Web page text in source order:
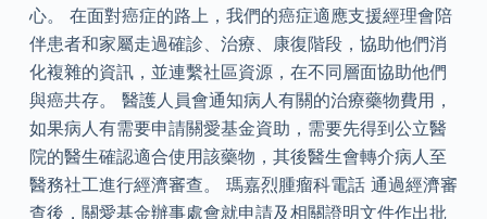
心。 在面對癌症的路上，我們的癌症適應支援經理會陪
伴患者和家屬走過確診、治療、康復階段，協助他們消
化複雜的資訊，並連繫社區資源，在不同層面協助他們
與癌共存。 醫護人員會通知病人有關的治療藥物費用，
如果病人有需要申請關愛基金資助，需要先得到公立醫
院的醫生確認適合使用該藥物，其後醫生會轉介病人至
醫務社工進行經濟審查。 瑪嘉烈腫瘤科電話 通過經濟審
查後，關愛基金辦事處會就申請及相關證明文件作出批